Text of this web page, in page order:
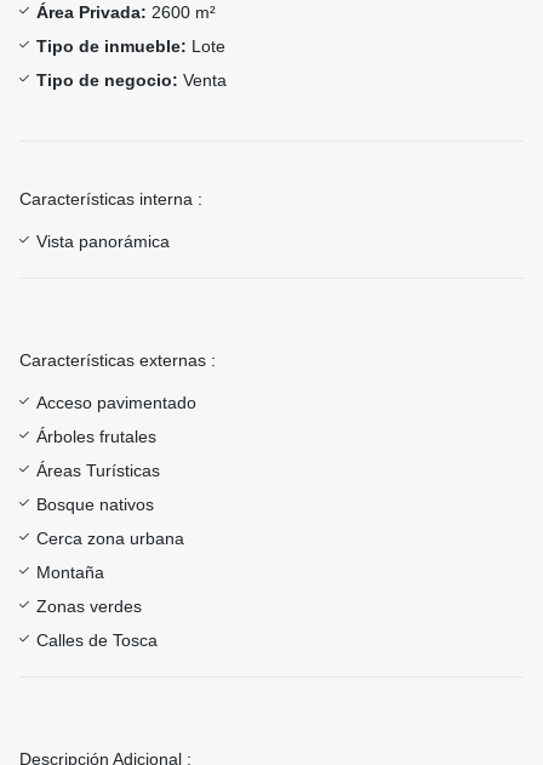
Área Privada: 2600 m²
Tipo de inmueble: Lote
Tipo de negocio: Venta
Características interna :
Vista panorámica
Características externas :
Acceso pavimentado
Árboles frutales
Áreas Turísticas
Bosque nativos
Cerca zona urbana
Montaña
Zonas verdes
Calles de Tosca
Descripción Adicional :